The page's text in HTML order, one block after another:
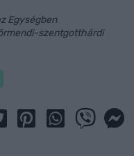
Egységben
szentgotthárdi